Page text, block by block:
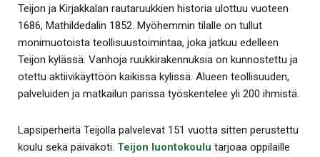
Teijon ja Kirjakkalan rautaruukkien historia ulottuu vuoteen
1686, Mathildedalin 1852. Myöhemmin tilalle on tullut
monimuotoista teollisuustoimintaa, joka jatkuu edelleen
Teijon kylässä. Vanhoja ruukkirakennuksia on kunnostettu ja
otettu aktiivikäyttöön kaikissa kylissä. Alueen teollisuuden,
palveluiden ja matkailun parissa työskentelee yli 200 ihmistä.
Lapsiperheitä Teijolla palvelevat 151 vuotta sitten perustettu
koulu sekä päiväkoti. Teijon luontokoulu tarjoaa oppilaille